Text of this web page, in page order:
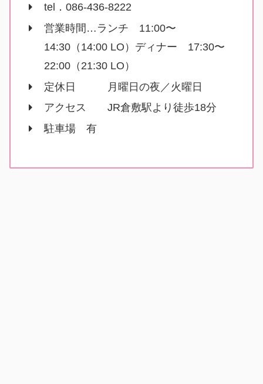
tel．086-436-8222
営業時間…ランチ 11:00〜
14:30（14:00 LO）ディナー 17:30〜
22:00（21:30 LO）
定休日 月曜日の夜／火曜日
アクセス JR倉敷駅より徒歩18分
駐車場 有